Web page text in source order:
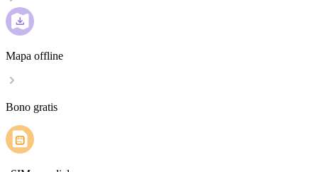
Mapa offline
Bono gratis